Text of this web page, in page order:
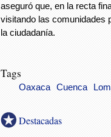
aseguró que, en la recta
visitando las comunidades
la ciudadanía.
Tags
Oaxaca Cuenca
Destacadas